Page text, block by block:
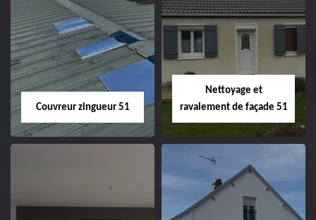
Charpentier 51
Changement de
velux 51
Couvreur zingueur 51
Nettoyage et
ravalement de façade 51
Nettoyage et